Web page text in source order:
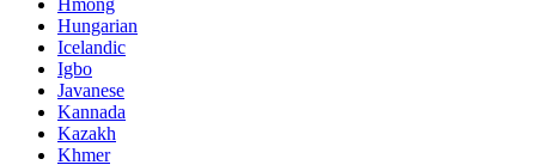
Hmong
Hungarian
Icelandic
Igbo
Javanese
Kannada
Kazakh
Khmer